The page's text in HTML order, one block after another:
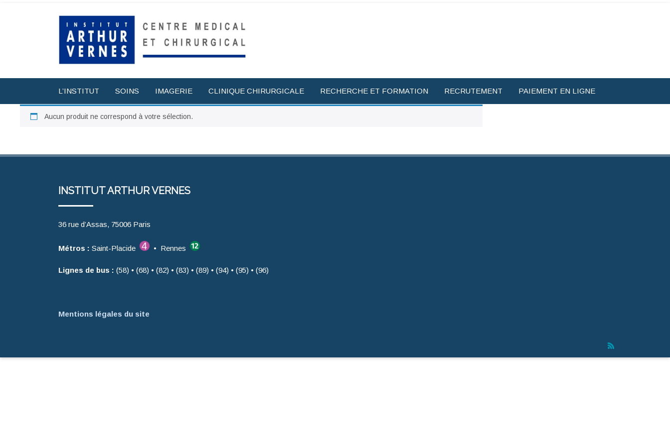
L’INSTITUT SOINS IMAGERIE CLINIQUE CHIRURGICALE RECHERCHE ET FORMATION RECRUTEMENT PAIEMENT EN LIGNE
Aucun produit ne correspond à votre sélection.
INSTITUT ARTHUR VERNES
36 rue d’Assas, 75006 Paris
Métros : Saint-Placide • Rennes
Lignes de bus : (58) • (68) • (82) • (83) • (89) • (94) • (95) • (96)
Mentions légales du site